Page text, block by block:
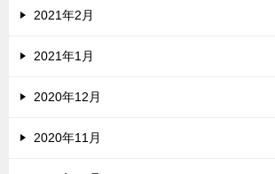
2021年2月
2021年1月
2020年12月
2020年11月